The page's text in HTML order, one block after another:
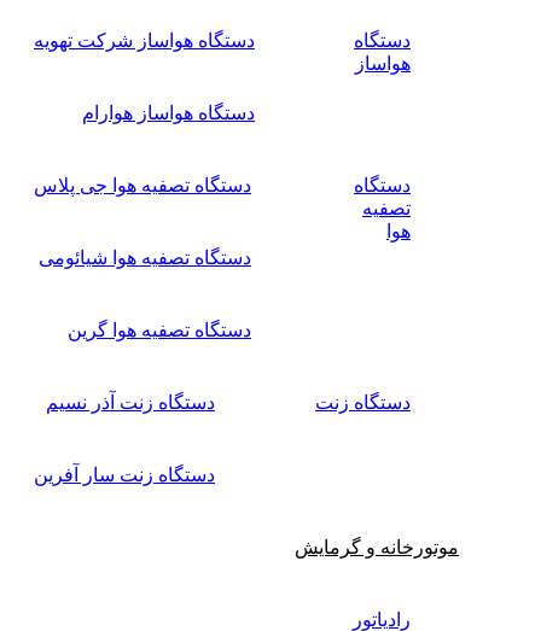
دستگاه
هواساز
دستگاه هواساز شرکت تهویه
دستگاه هواساز هوارام
دستگاه
تصفیه
هوا
دستگاه تصفیه هوا جی پلاس
دستگاه تصفیه هوا شیائومی
دستگاه تصفیه هوا گرین
دستگاه زنت دستگاه زنت آذر نسیم
دستگاه زنت سار آفرین
موتورخانه و گرمایش
رادیاتور